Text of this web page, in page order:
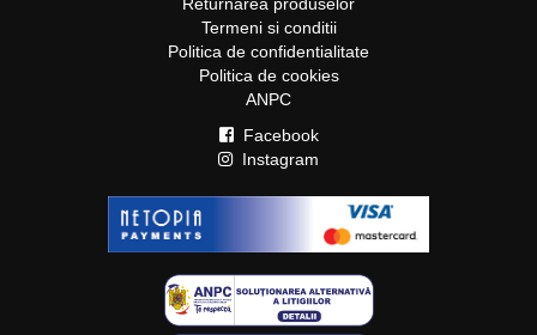
Termeni si conditii
Politica de confidentialitate
Politica de cookies
ANPC
Facebook
Instagram